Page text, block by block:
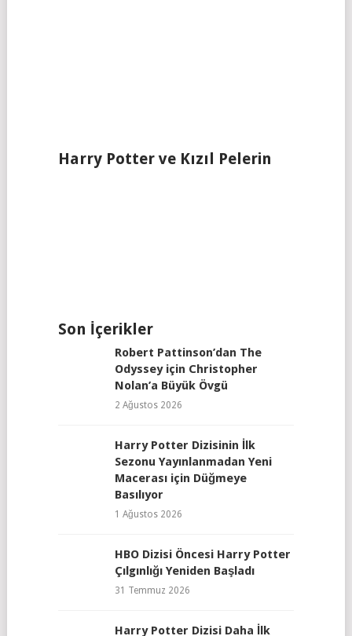
Harry Potter ve Kızıl Pelerin
Son İçerikler
Robert Pattinson’dan The
Odyssey için Christopher
Nolan’a Büyük Övgü
2 Ağustos 2026
Harry Potter Dizisinin İlk
Sezonu Yayınlanmadan Yeni
Macerası için Düğmeye
Basılıyor
1 Ağustos 2026
HBO Dizisi Öncesi Harry Potter
Çılgınlığı Yeniden Başladı
31 Temmuz 2026
Harry Potter Dizisi Daha İlk